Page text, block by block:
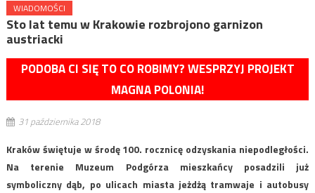
WIADOMOŚCI
Sto lat temu w Krakowie rozbrojono garnizon
austriacki
PODOBA CI SIĘ TO CO ROBIMY? WESPRZYJ PROJEKT
MAGNA POLONIA!
31 października 2018
Kraków świętuje w środę 100. rocznicę odzyskania niepodległości.
Na terenie Muzeum Podgórza mieszkańcy posadzili już
symboliczny dąb, po ulicach miasta jeżdżą tramwaje i autobusy